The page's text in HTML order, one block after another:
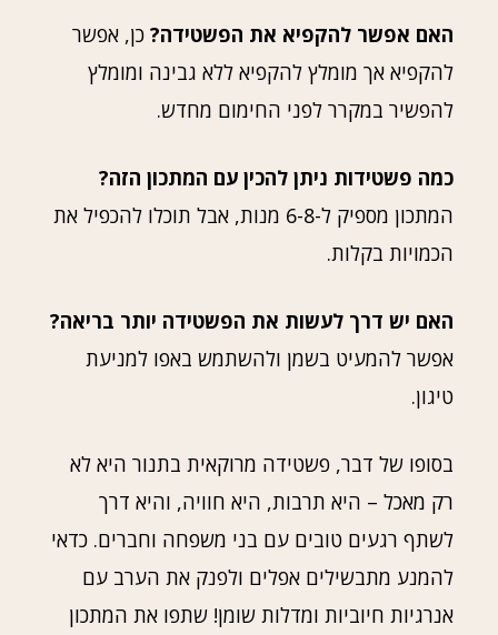
האם אפשר להקפיא את הפשטידה? כן, אפשר
להקפיא אך מומלץ להקפיא ללא גבינה ומומלץ
להפשיר במקרר לפני החימום מחדש.
כמה פשטידות ניתן להכין עם המתכון הזה?
המתכון מספיק ל-6-8 מנות, אבל תוכלו להכפיל את
הכמויות בקלות.
האם יש דרך לעשות את הפשטידה יותר בריאה?
אפשר להמעיט בשמן ולהשתמש באפו למניעת
טיגון.
בסופו של דבר, פשטידה מרוקאית בתנור היא לא
רק מאכל – היא תרבות, היא חוויה, והיא דרך
לשתף רגעים טובים עם בני משפחה וחברים. כדאי
להמנע מתבשילים אפלים ולפנק את הערב עם
אנרגיות חיוביות ומדלות שומן! שתפו את המתכון